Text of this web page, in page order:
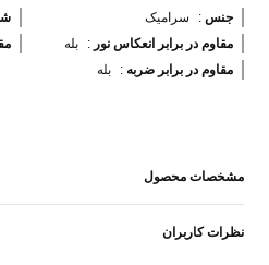
جنس : سرامیک
مقاوم در برابر انعکاس نور : بله
مقاوم در برابر ضربه : بله
مشخصات محصول
نظرات کاربران